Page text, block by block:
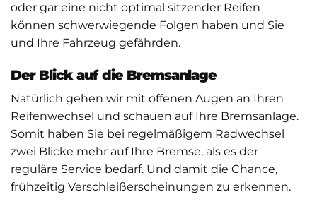
oder gar eine nicht optimal sitzender Reifen
können schwerwiegende Folgen haben und Sie
und Ihre Fahrzeug gefährden.
Der Blick auf die Bremsanlage
Natürlich gehen wir mit offenen Augen an Ihren
Reifenwechsel und schauen auf Ihre Bremsanlage.
Somit haben Sie bei regelmäßigem Radwechsel
zwei Blicke mehr auf Ihre Bremse, als es der
reguläre Service bedarf. Und damit die Chance,
frühzeitig Verschleißerscheinungen zu erkennen.